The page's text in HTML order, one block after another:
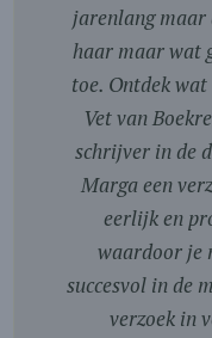
jarenlang maar
haar maar wat
toe. Ontdek
Vet van
schrijver in de
Marga een
eerlijk en
waardoor je
succesvol in de
verzoek in